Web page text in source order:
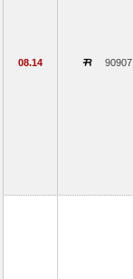
08.14 90907